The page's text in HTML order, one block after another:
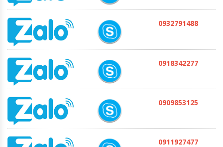
0932791488
0918342277
0909853125
0911927477